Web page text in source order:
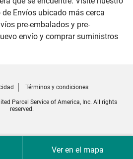
Envíos ubicado más cerca
pre-embalados y pre-
envío y comprar suministros
Ver en el mapa
Términos y condiciones
Parcel Service of America, Inc. All rights
reserved.